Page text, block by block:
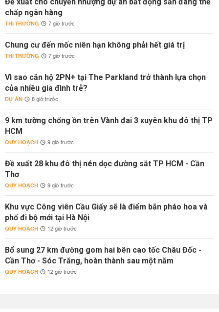
chấp ngân hàng
THỊ TRƯỜNG 7 giờ trước
Chung cư đến mốc niên hạn không phải hết giá trị
THỊ TRƯỜNG 7 giờ trước
Vì sao căn hộ 2PN+ tại The Parkland trở thành lựa chọn
của nhiều gia đình trẻ?
DỰ ÁN 8 giờ trước
9 km tường chống ồn trên Vành đai 3 xuyên khu đô thị TP
HCM
QUY HOẠCH 9 giờ trước
Đề xuất 28 khu đô thị nén dọc đường sắt TP HCM - Cần
Thơ
QUY HOẠCH 9 giờ trước
Khu vực Công viên Cầu Giấy sẽ là điểm bắn pháo hoa và
phố đi bộ mới tại Hà Nội
QUY HOẠCH 12 giờ trước
Bổ sung 27 km đường gom hai bên cao tốc Châu Đốc -
Cần Thơ - Sóc Trăng, hoàn thành sau một năm
QUY HOẠCH 12 giờ trước